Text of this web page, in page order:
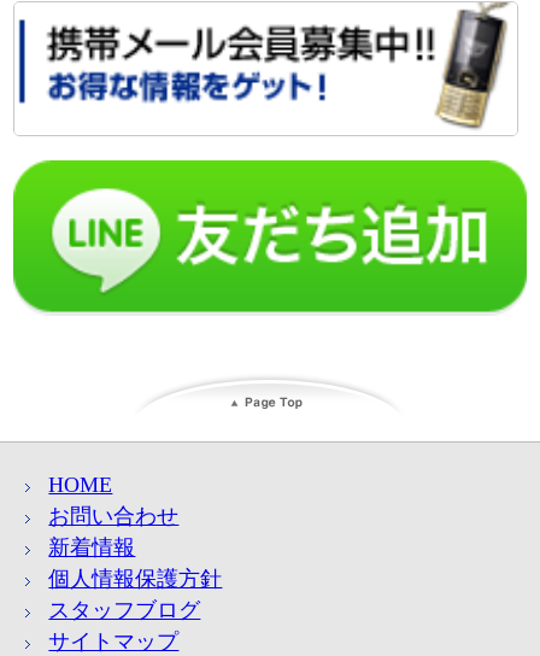
HOME
お問い合わせ
新着情報
個人情報保護方針
スタッフブログ
サイトマップ